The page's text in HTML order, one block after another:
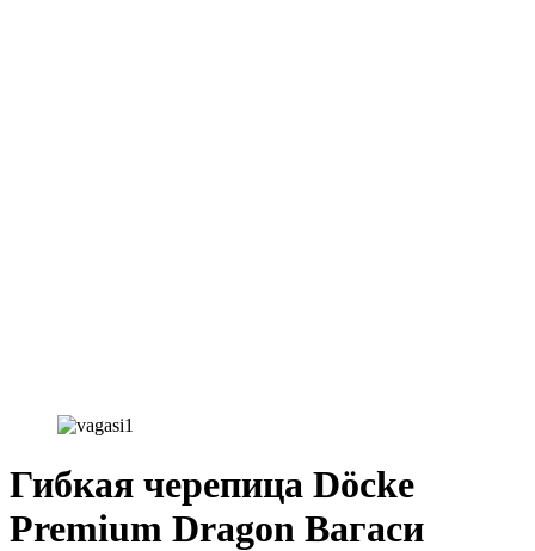
Гибкая черепица Döcke
Premium Dragon Вагаси